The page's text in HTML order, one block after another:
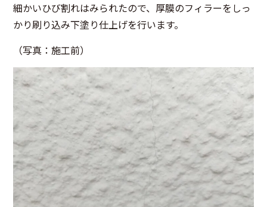
細かいひび割れはみられたので、厚膜のフィラーをしっ
かり刷り込み下塗り仕上げを行います。
（写真：施工前）